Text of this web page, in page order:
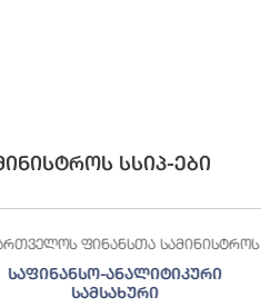
სსიპ-ები
ფინანსთა სამინისტროს
საფინანსო-ანალიტიკური
სამსახური